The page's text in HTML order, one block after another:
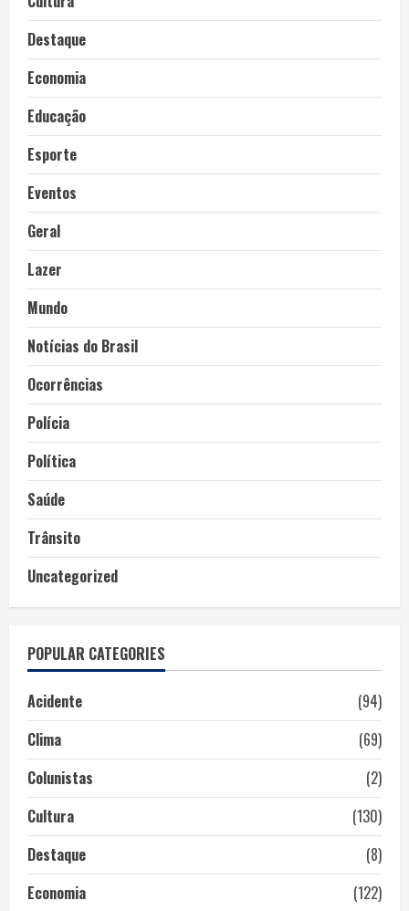
Destaque
Economia
Educação
Esporte
Eventos
Geral
Lazer
Mundo
Notícias do Brasil
Ocorrências
Polícia
Política
Saúde
Trânsito
Uncategorized
POPULAR CATEGORIES
Acidente
(94)
Clima
(69)
Colunistas
(2)
Cultura
(130)
Destaque
(8)
Economia
(122)